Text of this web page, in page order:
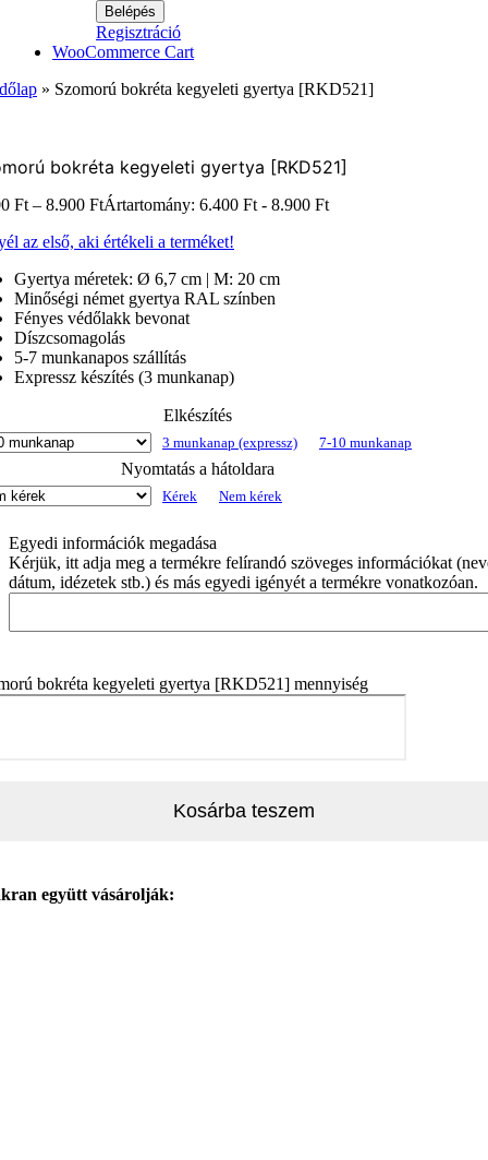
Regisztráció
WooCommerce Cart
» Szomorú bokréta kegyeleti gyertya [RKD521]
bokréta kegyeleti gyertya [RKD521]
Ft – 8.900 FtÁrtartomány: 6.400 Ft - 8.900 Ft
az első, aki értékeli a terméket!
Gyertya méretek: Ø 6,7 cm | M: 20 cm
Minőségi német gyertya RAL színben
Fényes védőlakk bevonat
Díszcsomagolás
5-7 munkanapos szállítás
Expressz készítés (3 munkanap)
Elkészítés
3 munkanap (expressz) 7-10 munkanap
Nyomtatás a hátoldara
Kérek Nem kérek
Egyedi információk megadása
Kérjük, itt adja meg a termékre felírandó szöveges információkat
dátum, idézetek stb.) és más egyedi igényét a termékre vonatkozóan.
bokréta kegyeleti gyertya [RKD521] mennyiség
Kosárba teszem
együtt vásárolják: